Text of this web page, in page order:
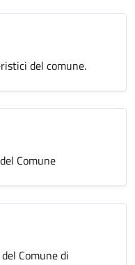
del comune.
Comune
Comune di